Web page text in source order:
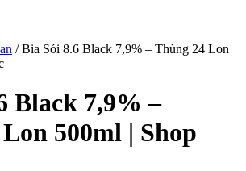
/ Bia Sói 8.6 Black 7,9% – Thùng 24 Lon
Black 7,9% –
500ml | Shop